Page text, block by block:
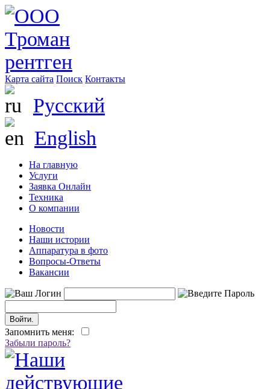
Карта сайта Поиск Контакты
Русский
English
На главную
Услуги
Заявка Онлайн
Техника
О компании
Новости
Наши истории
Аппаратура в фото
Вопросы-Ответы
Вакансии
Запомнить меня:
Забыли пароль?